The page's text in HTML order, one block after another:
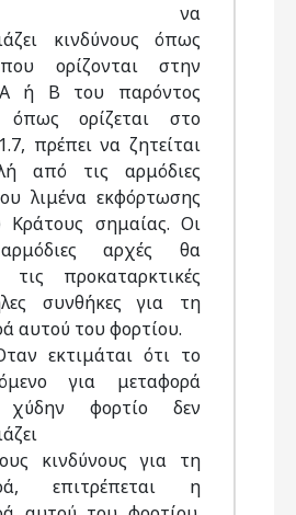
να
κινδύνους όπως
ορίζονται στην
ή Β του παρόντος
όπως ορίζεται στο
πρέπει να ζητείται
από τις αρμόδιες
λιμένα εκφόρτωσης
Κράτους σημαίας. Οι
αρχές θα
τις προκαταρκτικές
συνθήκες για τη
αυτού του φορτίου.
εκτιμάται ότι το
για μεταφορά
χύδην φορτίο δεν
κινδύνους για τη
επιτρέπεται η